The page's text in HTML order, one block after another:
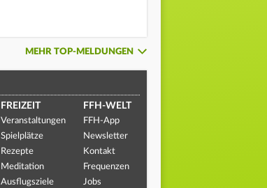
MEHR TOP-MELDUNGEN
FREIZEIT
Veranstaltungen
Spielplätze
Rezepte
Meditation
Ausflugsziele
FFH-WELT
FFH-App
Newsletter
Kontakt
Frequenzen
Jobs